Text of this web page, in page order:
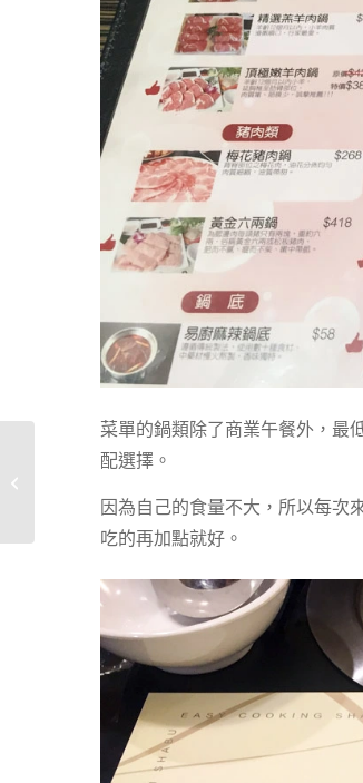
菜單的鍋類除了商業午餐外，最
配選擇。
因為自己的食量不大，所以每次
吃的再加點就好。
蘇格蘭高地 | 天空島住
宿 Portree
Independent Hostel．
Rabbie’s...